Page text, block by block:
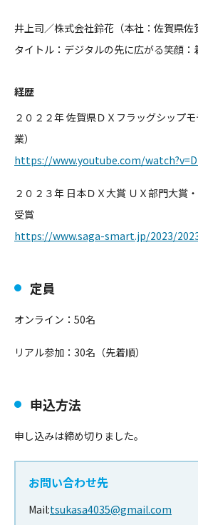
井上司／株式会社鈴花（本社：佐賀県佐
タイトル： デジタルの先に広がる笑顔
経歴
２０２２年 佐賀県ＤＸフラッグシップ
業）
https://www.youtube.com/
２０２３年 日本ＤＸ大賞 ＵＸ部門大賞
受賞
https://www.saga-smart.jp/2023/
定員
オンライン：50名
リアル参加：30名（先着順）
申込方法
申し込みは締め切りました。
お問い合わせ先
Mail:tsukasa4035@gmail.com